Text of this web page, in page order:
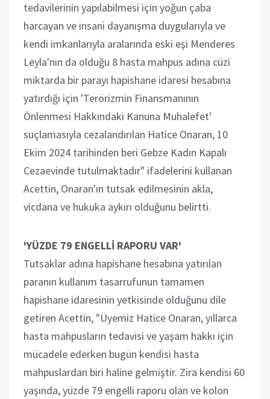
tedavilerinin yapılabilmesi için yoğun çaba
harcayan ve insani dayanışma duygularıyla ve
kendi imkanlarıyla aralarında eski eşi Menderes
Leyla'nın da olduğu 8 hasta mahpus adına cüzi
miktarda bir parayı hapishane idaresi hesabına
yatırdığı için 'Terörizmin Finansmanının
Önlenmesi Hakkındaki Kanuna Muhalefet'
suçlamasıyla cezalandırılan Hatice Onaran, 10
Ekim 2024 tarihinden beri Gebze Kadın Kapalı
Cezaevinde tutulmaktadır" ifadelerini kullanan
Acettin, Onaran'ın tutsak edilmesinin akla,
vicdana ve hukuka aykırı olduğunu belirtti.
'YÜZDE 79 ENGELLİ RAPORU VAR'
Tutsaklar adına hapishane hesabına yatırılan
paranın kullanım tasarrufunun tamamen
hapishane idaresinin yetkisinde olduğunu dile
getiren Acettin, "Üyemiz Hatice Onaran, yıllarca
hasta mahpusların tedavisi ve yaşam hakkı için
mücadele ederken bugün kendisi hasta
mahpuslardan biri haline gelmiştir. Zira kendisi 60
yaşında, yüzde 79 engelli raporu olan ve kolon